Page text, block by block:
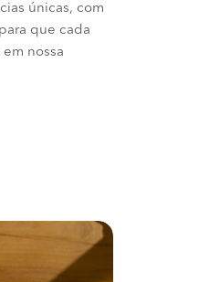
únicas, com
que cada
nossa